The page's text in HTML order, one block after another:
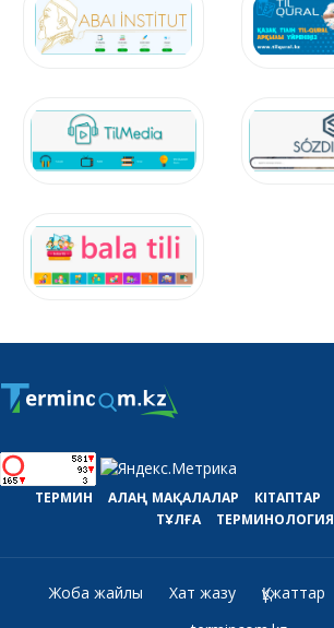
ТЕРМИН АЛАҢ МАҚАЛАЛАР КІТАПТАР
ТҰЛҒА
ТЕРМИНОЛОГИЯ
Жоба жайлы Хат жазу Құжаттар